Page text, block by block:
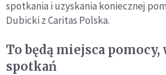
spotkania i uzyskania koniecznej
Dubicki z Caritas Polska.
To będą miejsca pomocy,
spotkań